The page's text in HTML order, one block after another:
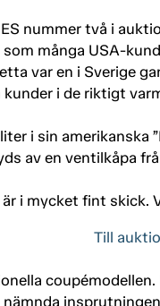
nummer två i
många USA-
var en i Sverige
i de riktigt
i sin amerikanska
av en ventilkåpa
i mycket fint
Till